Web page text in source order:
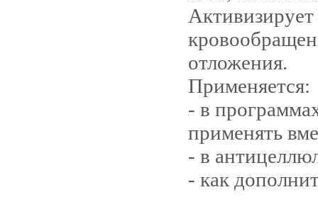
отложения.
Применяется:
- в
применять
- в
- как